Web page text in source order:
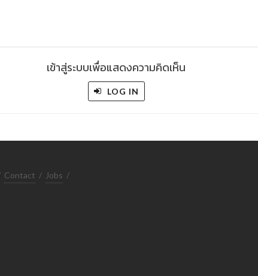
เข้าสู่ระบบเพื่อแสดงความคิดเห็น
LOG IN
Contact / Jobs /